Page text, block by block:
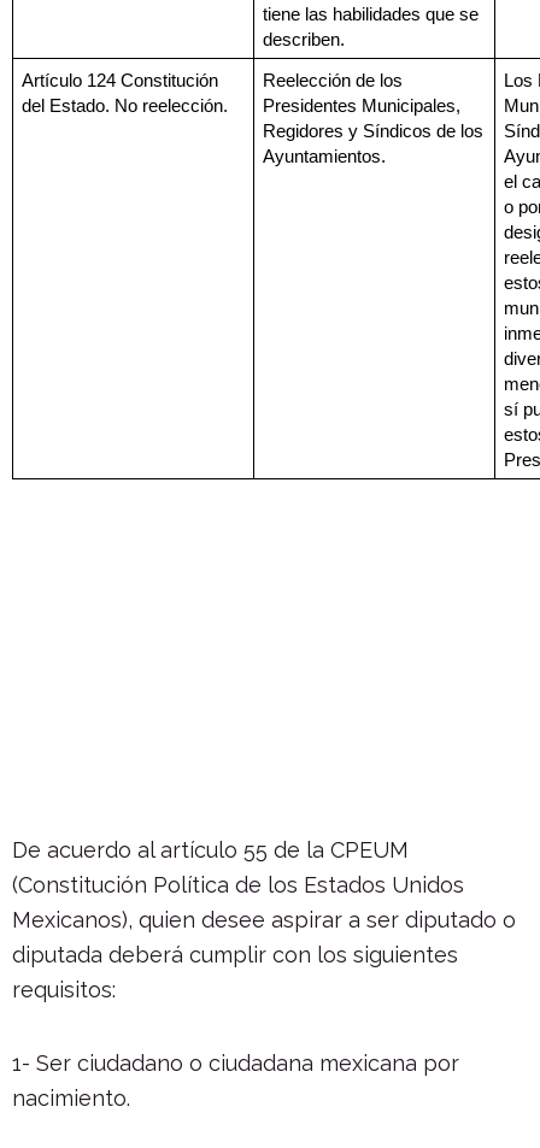
tiene las habilidades que se
describen.
Artículo 124 Constitución
del Estado. No reelección.
Reelección de los
Presidentes Municipales,
Regidores y Síndicos de los
Ayuntamientos.
Los
el
o
sí
De acuerdo al artículo 55 de la CPEUM
(Constitución Política de los Estados Unidos
Mexicanos), quien desee aspirar a ser diputado o
diputada deberá cumplir con los siguientes
requisitos:
1- Ser ciudadano o ciudadana mexicana por
nacimiento.